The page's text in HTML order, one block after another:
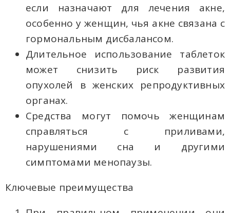
если назначают для лечения акне,
особенно у женщин, чья акне связана с
гормональным дисбалансом.
Длительное использование таблеток
может снизить риск развития
опухолей в женских репродуктивных
органах.
Средства могут помочь женщинам
справляться с приливами,
нарушениями сна и другими
симптомами менопаузы.
Ключевые преимущества